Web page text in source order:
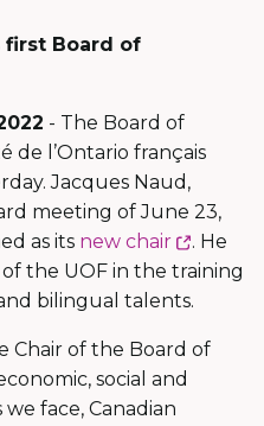
first Board of
- The Board of
de l’Ontario français
Jacques Naud,
meeting of June 23,
as its new chair
Ce
lien
une
. He
the UOF in the training
bilingual talents.
Chair of the Board of
social and
face, Canadian